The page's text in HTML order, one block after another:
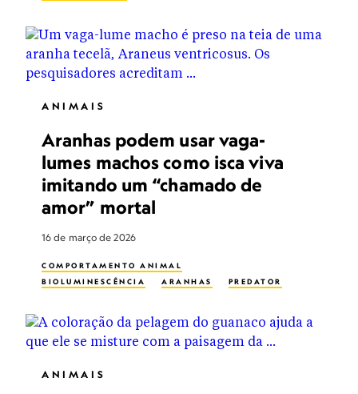
ANIMAIS
Aranhas podem usar vaga-
lumes machos como isca viva
imitando um “chamado de
amor” mortal
16 de março de 2026
COMPORTAMENTO ANIMAL
BIOLUMINESCÊNCIA
ARANHAS PREDATOR
ANIMAIS